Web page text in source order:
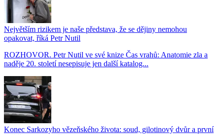
Největším rizikem je naše představa, že se dějiny nemohou
opakovat, říká Petr Nutil
ROZHOVOR. Petr Nutil ve své knize Čas vrahů: Anatomie zla a
naděje 20. století nesepisuje jen další katalog...
Konec Sarkozyho vězeňského života: soud, gilotinový dvůr a první